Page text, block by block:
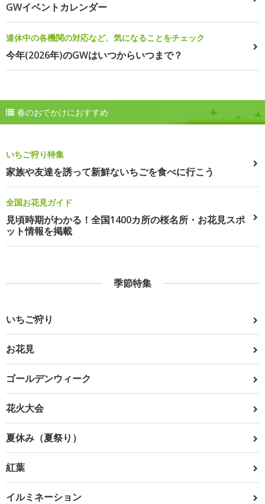
GWイベントカレンダー
連休中の各機関の対応など、気になることをチェック
今年(2026年)のGWはいつからいつまで？
春のおでかけにおすすめ
いちご狩り特集
家族や友達を誘って新鮮ないちごを食べに行こう
全国お花見ガイド
見頃時期がわかる！全国1400カ所の桜名所・お花見スポ
ット情報を掲載
季節特集
いちご狩り
お花見
ゴールデンウィーク
花火大会
夏休み（夏祭り）
紅葉
イルミネーション